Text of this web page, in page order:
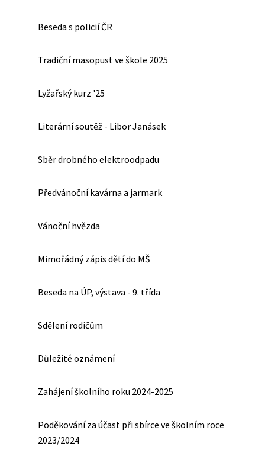
Beseda s policií ČR
Tradiční masopust ve škole 2025
Lyžařský kurz '25
Literární soutěž - Libor Janásek
Sběr drobného elektroodpadu
Předvánoční kavárna a jarmark
Vánoční hvězda
Mimořádný zápis dětí do MŠ
Beseda na ÚP, výstava - 9. třída
Sdělení rodičům
Důležité oznámení
Zahájení školního roku 2024-2025
Poděkování za účast při sbírce ve školním roce
2023/2024